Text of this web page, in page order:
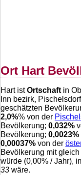
Ort Hart
Hart istOrtschaft in
Inn bezirk,
geschätzten
2,0%% von der
Bevölkerung; 0,032%
Bevölkerung; 0,0023%
0,00037% von der
Bevölkerung mit
würde (0,00% / Jahr),
33 wäre.